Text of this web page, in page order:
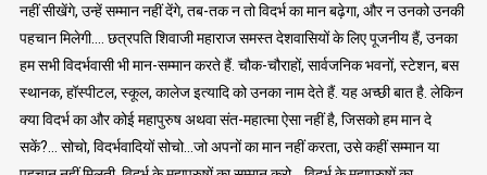
नहीं सीखेंगे, उन्हें सम्मान नहीं देंगे, तब-तक न तो विदर्भ का मान बढ़ेगा, और न उनको उनकी
पहचान मिलेगी…. छत्रपति शिवाजी महाराज समस्त देशवासियों के लिए पूजनीय हैं, उनका
हम सभी विदर्भवासी भी मान-सम्मान करते हैं. चौक-चौराहों, सार्वजनिक भवनों, स्टेशन, बस
स्थानक, हॉस्पीटल, स्कूल, कालेज इत्यादि को उनका नाम देते हैं. यह अच्छी बात है. लेकिन
क्या विदर्भ का और कोई महापुरुष अथवा संत-महात्मा ऐसा नहीं है, जिसको हम मान दे
सकें?… सोचो, विदर्भवादियों सोचो…जो अपनों का मान नहीं करता, उसे कहीं सम्मान या